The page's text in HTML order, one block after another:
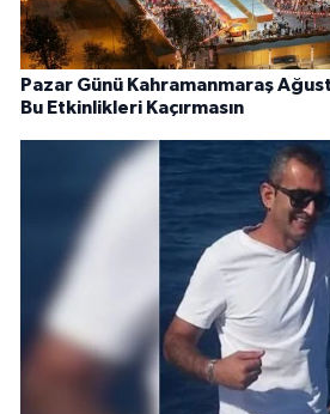
Pazar Günü Kahramanmaraş
Bu Etkinlikleri Kaçırmasın